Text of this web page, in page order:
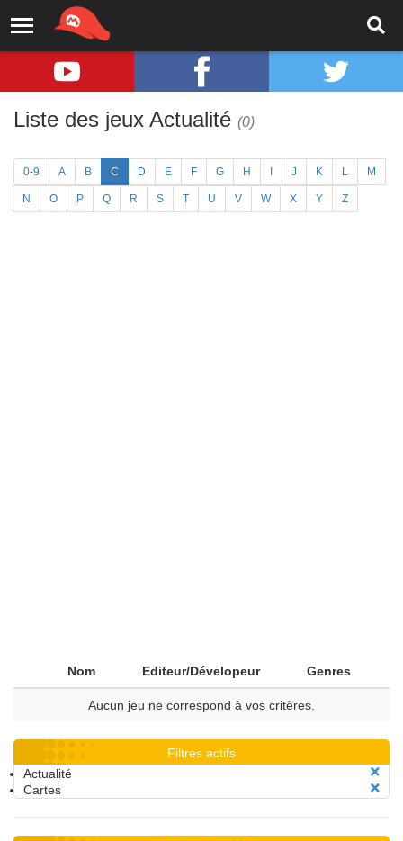
Liste des jeux Actualité (0)
0-9 A B C D E F G H J K L M
N O P Q R S T U V W X Y Z
Nom Editeur/Dévelopeur Genres
Aucun jeu ne correspond à vos critères.
Filtres actifs
Actualité
Cartes